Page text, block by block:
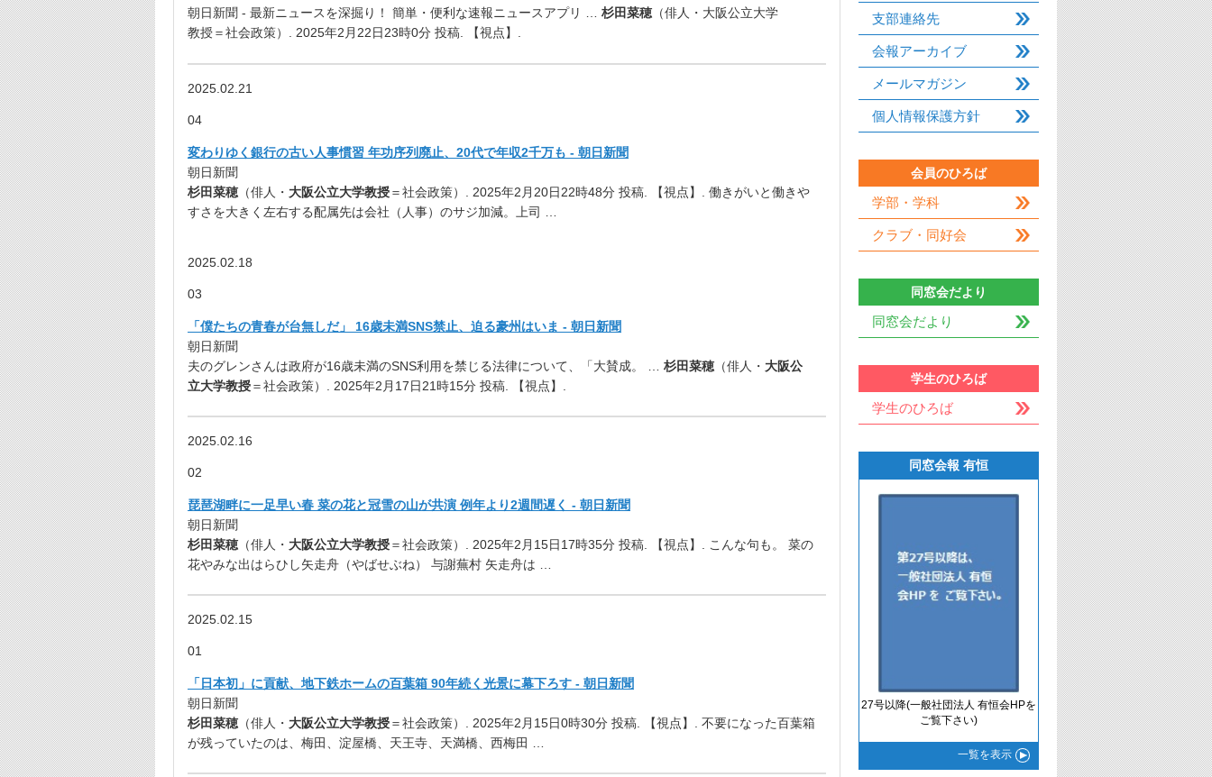
朝日新聞 - 最新ニュースを深掘り！ 簡単・便利な速報ニュースアプリ … 杉田菜穂 （俳人・大阪公立大学
教授＝社会政策）. 2025年2月22日23時0分 投稿. 【視点】.
2025.02.21
04
変わりゆく銀行の古い人事慣習 年功序列廃止、20代で年収2千万も - 朝日新聞
朝日新聞
杉田菜穂 （俳人・ 大阪公立大学教授＝社会政策）. 2025年2月20日22時48分 投稿. 【視点】. 働きがいと働きや
すさを大きく左右する配属先は会社（人事）のサジ加減。上司 …
2025.02.18
03
「僕たちの青春が台無しだ」 16歳未満SNS禁止、迫る豪州はいま - 朝日新聞
朝日新聞
夫のグレンさんは政府が16歳未満のSNS利用を禁じる法律について、「大賛成。 … 杉田菜穂 （俳人・ 大阪公
立大学教授＝社会政策）. 2025年2月17日21時15分 投稿. 【視点】.
2025.02.16
02
琵琶湖畔に一足早い春 菜の花と冠雪の山が共演 例年より2週間遅く - 朝日新聞
朝日新聞
杉田菜穂 （俳人・ 大阪公立大学教授＝社会政策）. 2025年2月15日17時35分 投稿. 【視点】. こんな句も。 菜の
花やみな出はらひし矢走舟（やばせぶね） 与謝蕪村 矢走舟は …
2025.02.15
01
「日本初」に貢献、地下鉄ホームの百葉箱 90年続く光景に幕下ろす - 朝日新聞
朝日新聞
杉田菜穂 （俳人・ 大阪公立大学教授＝社会政策）. 2025年2月15日0時30分 投稿. 【視点】. 不要になった百葉箱
が残っていたのは、梅田、淀屋橋、天王寺、天満橋、西梅田 …
支部連絡先
会報アーカイブ
メールマガジン
個人情報保護方針
会員のひろば
学部・学科
クラブ・同好会
同窓会だより
同窓会だより
学生のひろば
学生のひろば
同窓会報 有恒
27号以降(一般社団法人 有恒会HPを
ご覧下さい)
一覧を表示